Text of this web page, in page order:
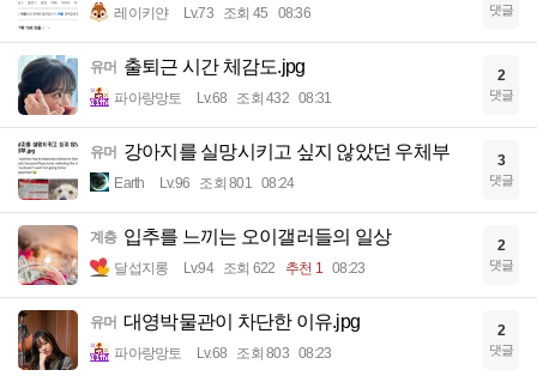
레이키얀 Lv.73 조회 45 08:36 댓글
유머 출퇴근 시간 체감도.jpg
파아랑망토 Lv.68 조회 432 08:31
2
댓글
유머 강아지를 실망시키고 싶지 않았던 우체부
Earth Lv.96 조회 801 08:24
3
댓글
계층 입추를 느끼는 오이갤러들의 일상
달섭지롱 Lv.94 조회 622 추천 1 08:23
2
댓글
유머 대영박물관이 차단한 이유.jpg
파아랑망토 Lv.68 조회 803 08:23
2
댓글